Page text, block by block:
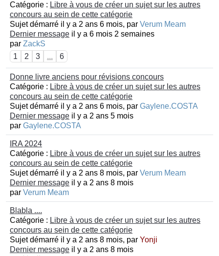
Catégorie : Libre à vous de créer un sujet sur les autres
concours au sein de cette catégorie
Sujet démarré il y a 2 ans 6 mois, par Verum Meam
Dernier message il y a 6 mois 2 semaines
par ZackS
1
2 3 ... 6
Donne livre anciens pour révisions concours
Catégorie : Libre à vous de créer un sujet sur les autres
concours au sein de cette catégorie
Sujet démarré il y a 2 ans 6 mois, par Gaylene.COSTA
Dernier message il y a 2 ans 5 mois
par Gaylene.COSTA
IRA 2024
Catégorie : Libre à vous de créer un sujet sur les autres
concours au sein de cette catégorie
Sujet démarré il y a 2 ans 8 mois, par Verum Meam
Dernier message il y a 2 ans 8 mois
par Verum Meam
Blabla ....
Catégorie : Libre à vous de créer un sujet sur les autres
concours au sein de cette catégorie
Sujet démarré il y a 2 ans 8 mois, par Yonji
Dernier message il y a 2 ans 8 mois